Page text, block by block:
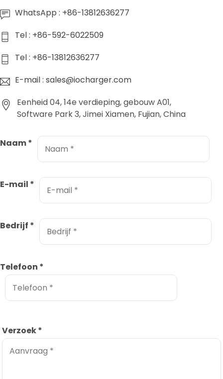
WhatsApp : +86-13812636277
Tel : +86-592-6022509
Tel : +86-13812636277
E-mail : sales@iocharger.com
Eenheid 04, 14e verdieping, gebouw A01,
Software Park 3, Jimei Xiamen, Fujian, China
Naam*
E-mail *
Bedrijf *
Telefoon *
Verzoek*